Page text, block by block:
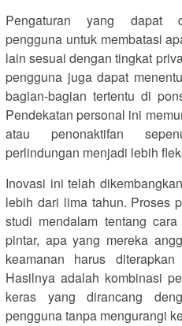
Pengaturan yang dapat
pengguna untuk membatasi
lain sesuai dengan tingkat
pengguna juga dapat
bagian-bagian tertentu di
Pendekatan personal ini
atau penonaktifan
perlindungan menjadi lebih
Inovasi ini telah
lebih dari lima tahun. Proses
studi mendalam tentang
pintar, apa yang mereka
keamanan harus
Hasilnya adalah kombinasi
keras yang dirancang
pengguna tanpa mengurangi